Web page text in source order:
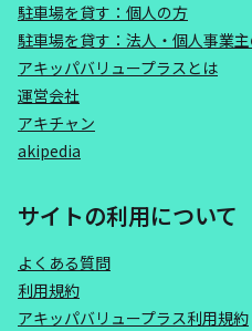
駐車場を貸す：個人の方
駐車場を貸す：法人・個人事業
アキッパバリュープラスとは
運営会社
アキチャン
akipedia
サイトの利用について
よくある質問
利用規約
アキッパバリュープラス利用規約